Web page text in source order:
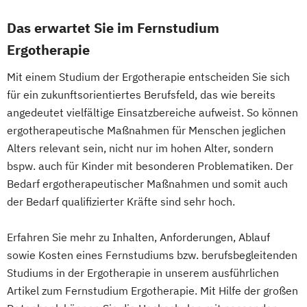
Digital Business Management
Digital Entrepreneurship
(DE/EN)
Digital Product Management
Digital Transformation Management -
Gesundheitswesen
Digitale Betriebswirtschaftslehre
Digitale Transformation
Diätetik
E-Beratung in der Pädagogik
Engineering (DE/EN)
Engineering Management (DE/EN)
Entrepreneurship (DE/EN) Ergotherapie
Ernährungswissenschaften
Das erwartet Sie im Fernstudium
Ergotherapie
Mit einem Studium der Ergotherapie entscheiden Sie sich
für ein zukunftsorientiertes Berufsfeld, das wie bereits
angedeutet vielfältige Einsatzbereiche aufweist. So können
ergotherapeutische Maßnahmen für Menschen jeglichen
Alters relevant sein, nicht nur im hohen Alter, sondern
bspw. auch für Kinder mit besonderen Problematiken. Der
Bedarf ergotherapeutischer Maßnahmen und somit auch
der Bedarf qualifizierter Kräfte sind sehr hoch.
Erfahren Sie mehr zu Inhalten, Anforderungen, Ablauf
sowie Kosten eines Fernstudiums bzw. berufsbegleitenden
Studiums in der Ergotherapie in unserem ausführlichen
Artikel zum Fernstudium Ergotherapie. Mit Hilfe der großen